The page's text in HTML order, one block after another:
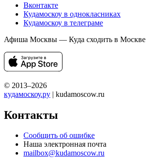
Вконтакте
Кудамоскоу в однокласниках
Кудамоскоу в телеграме
Афиша Москвы — Куда сходить в Москве
© 2013–2026
кудамоскоу.ру | kudamoscow.ru
Контакты
Сообщить об ошибке
Наша электронная почта
mailbox@kudamoscow.ru